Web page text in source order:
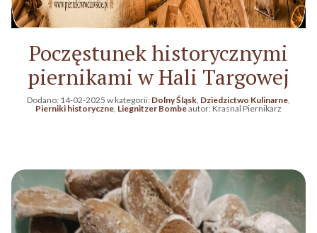
Poczęstunek historycznymi
piernikami w Hali Targowej
Dodano: 14-02-2025 w kategorii: Dolny Śląsk Dziedzictwo Kulinarne
Pierniki historyczne Liegnitzer Bombeautor: Krasnal Piernikarz